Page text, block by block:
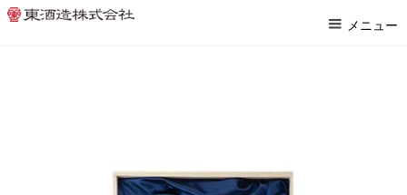
メニュー
本格焼酎 > 西郷庵